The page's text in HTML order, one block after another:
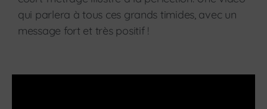
qui parlera à tous ces grands timides, avec un
message fort et très positif !